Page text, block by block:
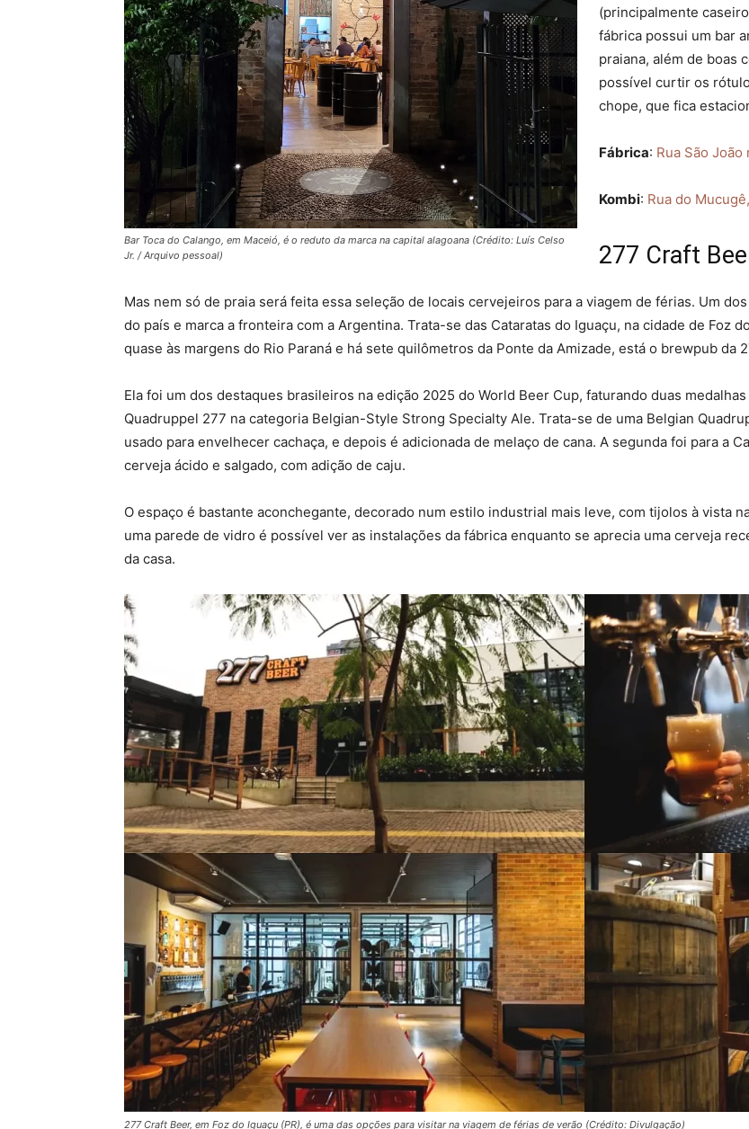
Bar Toca do Calango, em Maceió, é o reduto da marca na capital alagoana (Crédito: Luís Celso
Jr. / Arquivo pessoal)
(principalmente
fábrica possui um bar
praiana, além de boas
possível curtir os
chope, que fica
Fábrica: Rua São João
Kombi: Rua do
277 Craft
Mas nem só de praia será feita essa seleção de locais cervejeiros para a viagem de férias. Um
do país e marca a fronteira com a Argentina. Trata-se das Cataratas do Iguaçu, na cidade de Foz
quase às margens do Rio Paraná e há sete quilômetros da Ponte da Amizade, está o brewpub da
Ela foi um dos destaques brasileiros na edição 2025 do World Beer Cup, faturando duas
Quadruppel 277 na categoria Belgian-Style Strong Specialty Ale. Trata-se de uma Belgian
usado para envelhecer cachaça, e depois é adicionada de melaço de cana. A segunda foi para a
cerveja ácido e salgado, com adição de caju.
O espaço é bastante aconchegante, decorado num estilo industrial mais leve, com tijolos à vista
uma parede de vidro é possível ver as instalações da fábrica enquanto se aprecia uma cerveja
da casa.
277 Craft Beer, em Foz do Iguaçu (PR), é uma das opções para visitar na viagem de férias de verão (Crédito: Divulgação)